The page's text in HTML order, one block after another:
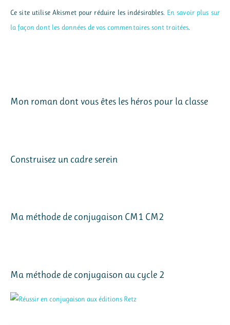
Ce site utilise Akismet pour réduire les indésirables. En savoir plus sur
la façon dont les données de vos commentaires sont traitées.
Mon roman dont vous êtes les héros pour la classe
Construisez un cadre serein
Ma méthode de conjugaison CM1 CM2
Ma méthode de conjugaison au cycle 2